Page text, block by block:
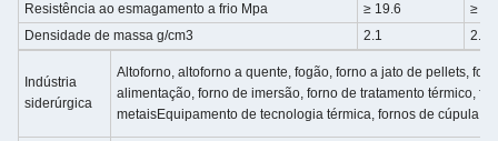
Resistência ao esmagamento a frio Mpa
≥ 19.6
≥
Densidade de massa g/cm3
2.1 2.15
Indústria
siderúrgica
Altoforno, altoforno a quente, fogão, forno a jato de pellets,
alimentação, forno de imersão, forno de tratamento térmico,
metaisEquipamento de tecnologia térmica, fornos de cúpula,